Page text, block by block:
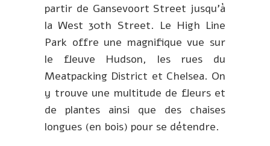
partir de Gansevoort Street jusqu’à
la West 30th Street. Le High Line
Park offre une magnifique vue sur
le fleuve Hudson, les rues du
Meatpacking District et Chelsea. On
y trouve une multitude de fleurs et
de plantes ainsi que des chaises
longues (en bois) pour se détendre.